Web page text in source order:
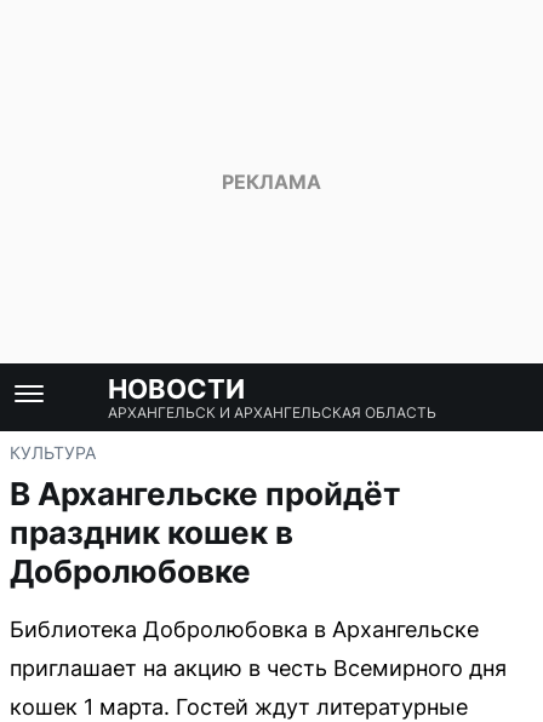
НОВОСТИ
АРХАНГЕЛЬСК И АРХАНГЕЛЬСКАЯ ОБЛАСТЬ
КУЛЬТУРА
В Архангельске пройдёт
праздник кошек в
Добролюбовке
Библиотека Добролюбовка в Архангельске
приглашает на акцию в честь Всемирного дня
кошек 1 марта. Гостей ждут литературные